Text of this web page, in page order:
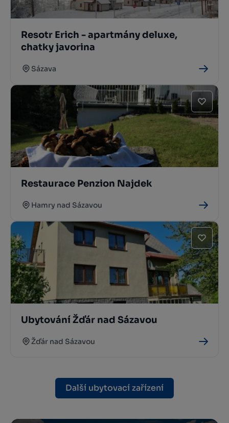
Resotr Erich - apartmány deluxe,
chatky javorina
Sázava
Restaurace Penzion Najdek
Hamry nad Sázavou
Ubytování Žďár nad Sázavou
Žďár nad Sázavou
Další ubytovací zařízení